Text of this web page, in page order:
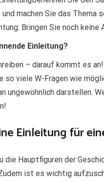
machen Sie das
Bringen Sie noch keine
Einleitung?
– darauf kommt es
viele W-Fragen wie
ungewöhnlich darstellen.
Einleitung für
Hauptfiguren der
ist es wichtig